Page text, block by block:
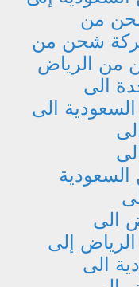
من
شحن من
من الرياض
الى
الى
الى
إلى
الى